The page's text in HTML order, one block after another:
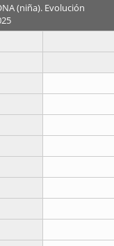
(niña). Evolución